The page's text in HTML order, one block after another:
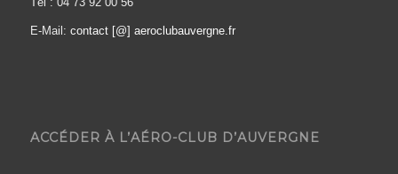
E-Mail: contact [@] aeroclubauvergne.fr
ACCÉDER À L’AÉRO-CLUB D’AUVERGNE